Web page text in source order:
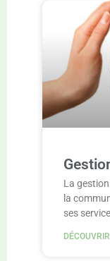
La
la
ses
DÉCOUVRIR